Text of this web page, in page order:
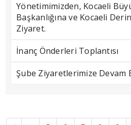
Yönetimimizden, Kocaeli
Başkanlığına ve Kocaeli
Ziyaret.
İnanç Önderleri Toplantısı
Şube Ziyaretlerimize Devam